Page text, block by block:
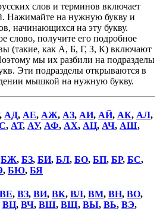
слов и терминов включает
Нажимайте на нужную букву и
начинающихся на эту букву.
слово, получите его подробное
(такие, как А, Б, Г, З, К) включают
мы их разбили на подразделы
Эти подразделы открываются в
мышкой на нужную букву.
, АД, АЕ, АЖ, АЗ, АИ, АЙ, АК, АЛ,
, АТ, АУ, АФ, АХ, АЦ, АЧ, АШ,
БЖ, БЗ, БИ, БЛ, БО, БП, БР, БС,
, БЮ, БЯ
ВЕ, ВЗ, ВИ, ВК, ВЛ, ВМ, ВН, ВО,
ВЦ, ВЧ, ВШ, ВЩ, ВЫ, ВЬ, ВЭ,